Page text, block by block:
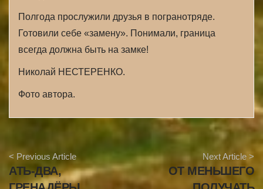
Полгода прослужили друзья в погранотряде.
Готовили себе «замену». Понимали, граница
всегда должна быть на замке!
Николай НЕСТЕРЕНКО.
Фото автора.
r
t
i
< Previous Article
АТЬ-ДВА,
Next Article >
ОТ МЕНЬШЕГО